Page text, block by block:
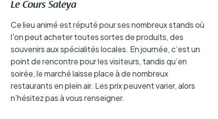
Le Cours Saleya
Ce lieu animé est réputé pour ses nombreux stands où
l’on peut acheter toutes sortes de produits, des
souvenirs aux spécialités locales. En journée, c’est un
point de rencontre pour les visiteurs, tandis qu’en
soirée, le marché laisse place à de nombreux
restaurants en plein air. Les prix peuvent varier, alors
n’hésitez pas à vous renseigner.